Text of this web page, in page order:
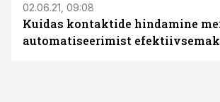
02.06.21, 09:08
Kuidas kontaktide hindamine
automatiseerimist